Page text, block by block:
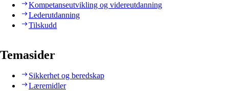
Kompetanseutvikling og videreutdanning
Lederutdanning
Tilskudd
Temasider
Sikkerhet og beredskap
Læremidler